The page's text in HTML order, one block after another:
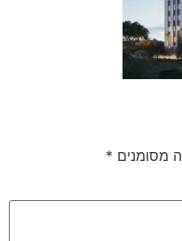
מסומנים *